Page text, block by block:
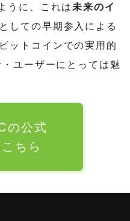
うに、これは未来のイ
としての早期参入による
ットコインでの実用的
ユーザーにとっては魅
の公式
ちら